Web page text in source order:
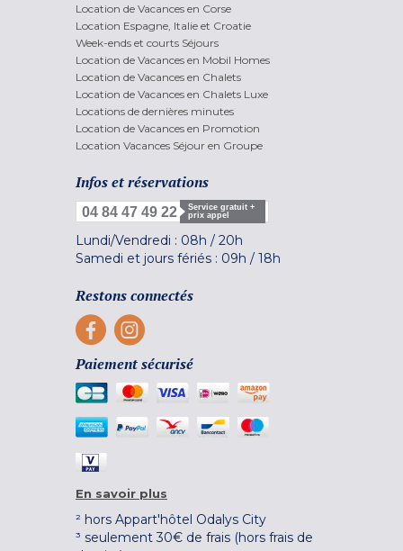
Location de Vacances en Corse
Location Espagne, Italie et Croatie
Week-ends et courts Séjours
Location de Vacances en Mobil Homes
Location de Vacances en Chalets
Location de Vacances en Chalets Luxe
Locations de dernières minutes
Location de Vacances en Promotion
Location Vacances Séjour en Groupe
Infos et réservations
04 84 47 49 22
Service gratuit +
prix appel
Lundi/Vendredi : 08h / 20h
Samedi et jours fériés : 09h / 18h
Restons connectés
Paiement sécurisé
En savoir plus
² hors Appart'hôtel Odalys City
³ seulement 30€ de frais (hors frais de